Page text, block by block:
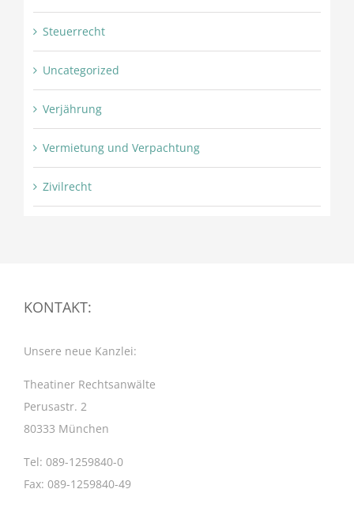
Steuerrecht
Uncategorized
Verjährung
Vermietung und Verpachtung
Zivilrecht
KONTAKT:
Unsere neue Kanzlei:
Theatiner Rechtsanwälte
Perusastr. 2
80333 München
Tel: 089-1259840-0
Fax: 089-1259840-49